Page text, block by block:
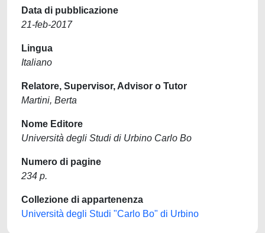
Data di pubblicazione
21-feb-2017
Lingua
Italiano
Relatore, Supervisor, Advisor o Tutor
Martini, Berta
Nome Editore
Università degli Studi di Urbino Carlo Bo
Numero di pagine
234 p.
Collezione di appartenenza
Università degli Studi "Carlo Bo" di Urbino